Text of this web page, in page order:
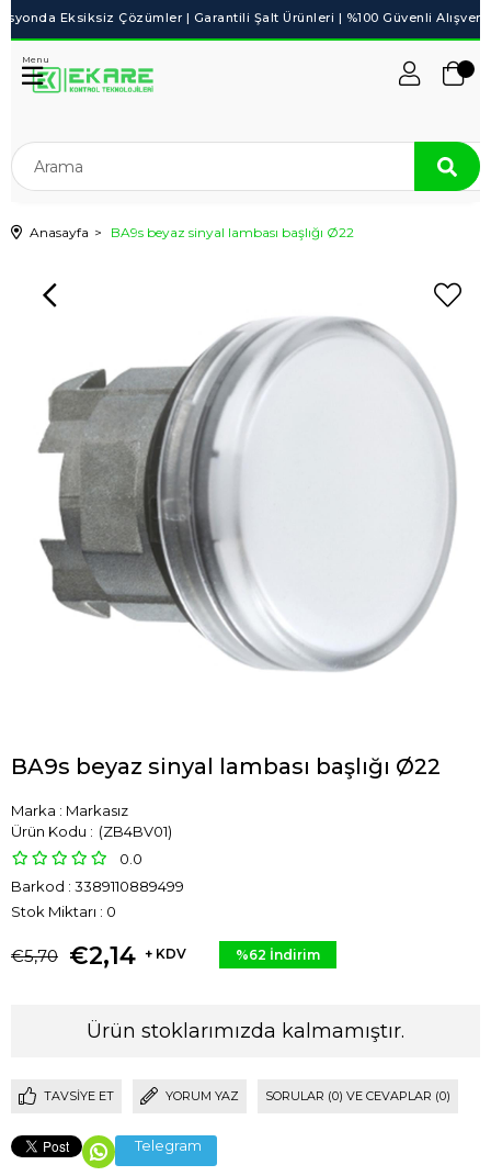
Menu
Anasayfa BA9s beyaz sinyal lambası başlığı Ø22
BA9s beyaz sinyal lambası başlığı Ø22
Marka : Markasız
(ZB4BV01)
0.0
Barkod : 3389110889499
Stok Miktarı : 0
€5,70 €2,14 + KDV %62 İndirim
Ürün stoklarımızda kalmamıştır.
TAVSIYE ET YORUM YAZ SORULAR (0) VE CEVAPLAR (0)
Telegram